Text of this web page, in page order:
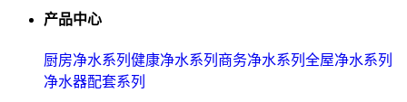
产品中心
厨房净水系列 健康净水系列 商务净水系列 全屋净水系列
净水器配套系列